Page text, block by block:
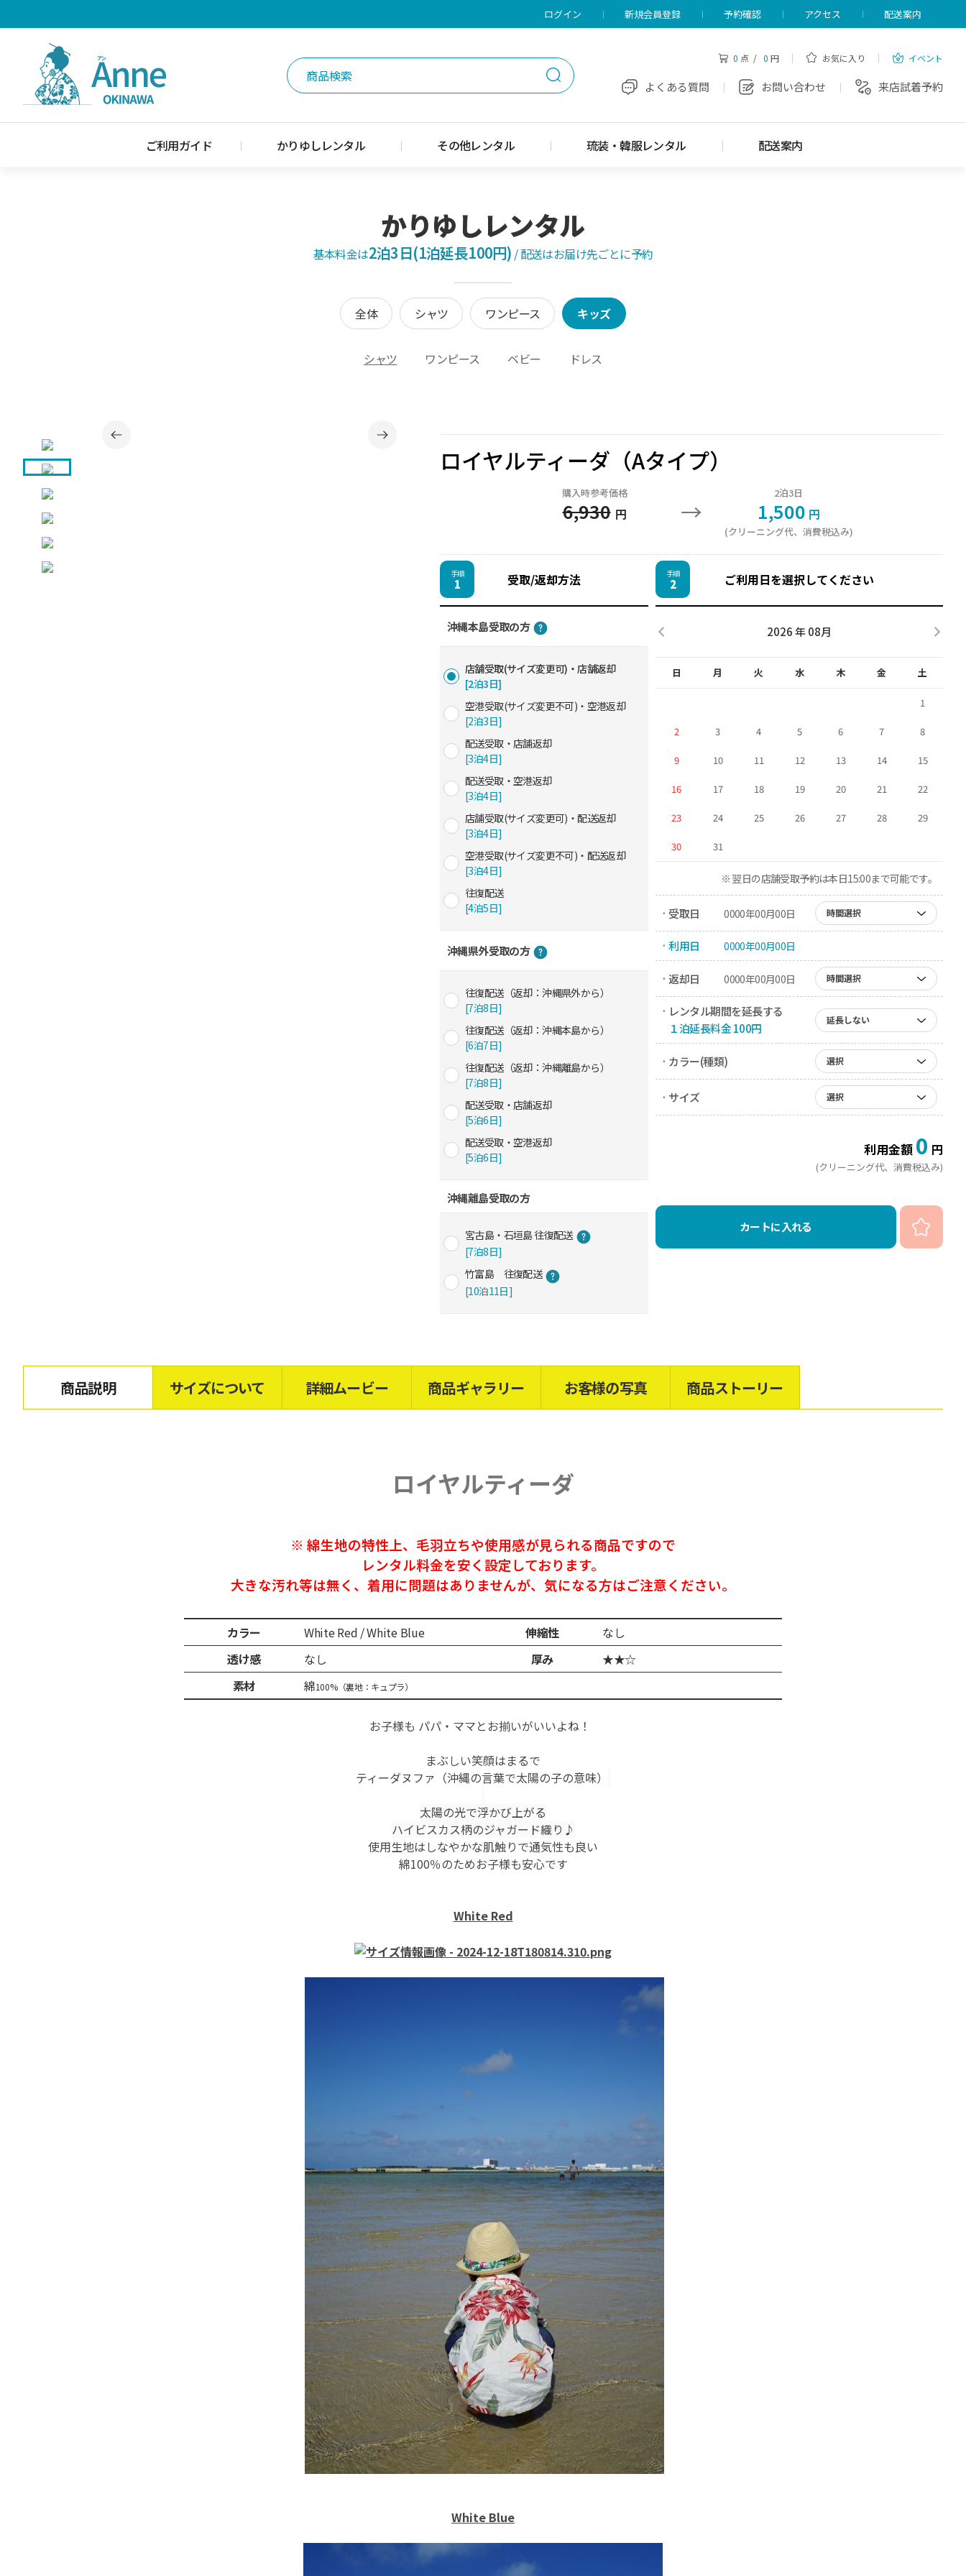
ログイン 新規会員登録 予約確認 アクセス 配送案内
0 点 / 0 円 お気に入り イベント
よくある質問 お問い合わせ 来店試着予約
ご利用ガイド かりゆしレンタル その他レンタル 琉装・韓服レンタル 配送案内
かりゆしレンタル
基本料金は2泊3日(1泊延長100円) /配送はお届け先ごとに予約
全体 シャツ ワンピース キッズ
シャツ ワンピース ベビー ドレス
ロイヤルティーダ（Aタイプ）
購入時参考価格
6,930 円 →
2泊3日
1,500 円
(クリーニング代、消費税込み)
手順
1 受取/返却方法
沖縄本島受取の方
店舗受取(サイズ変更可)・店舗返却
[2泊3日]
空港受取(サイズ変更不可)・空港返却
[2泊3日]
配送受取・店舗返却
[3泊4日]
配送受取・空港返却
[3泊4日]
店舗受取(サイズ変更可)・配送返却
[3泊4日]
空港受取(サイズ変更不可)・配送返却
[3泊4日]
往復配送
[4泊5日]
沖縄県外受取の方
往復配送（返却：沖縄県外から）
[7泊8日]
往復配送（返却：沖縄本島から）
[6泊7日]
往復配送（返却：沖縄離島から）
[7泊8日]
配送受取・店舗返却
[5泊6日]
配送受取・空港返却
[5泊6日]
沖縄離島受取の方
宮古島・石垣島 往復配送
[7泊8日]
竹富島 往復配送
[10泊11日]
手順
2 ご利用日を選択してください
2026 年 08月
日 月 火 水 木 金 土
1
2 3 4 5 6 7 8
9 10 11 12 13 14 15
16 17 18 19 20 21 22
23 24 25 26 27 28 29
30 31
※ 翌日の店舗受取予約は本日15:00まで可能です。
· 受取日 0000年00月00日 時間選択
· 利用日 0000年00月00日
· 返却日 0000年00月00日 時間選択
· レンタル期間を延長する
１泊延長料金 100円
延長しない
· カラー(種類) 選択
· サイズ 選択
利用金額 0 円
(クリーニング代、消費税込み)
カートに入れる
商品説明 サイズについて 詳細ムービー 商品ギャラリー お客様の写真 商品ストーリー
ロイヤルティーダ
※ 綿生地の特性上、毛羽立ちや使用感が見られる商品ですので
レンタル料金を安く設定しております。
大きな汚れ等は無く、 着用に問題はありませんが、気になる方はご注意ください。
カラー White Red / White Blue 伸縮性
なし
透け感
なし 厚み
★★☆
素材
綿100%（裏地：キュプラ）
お子様も パパ・ママとお揃いがいいよね！
まぶしい笑顔はまるで
ティーダヌファ（沖縄の言葉で太陽の子の意味）
太陽の光で浮かび上がる
ハイビスカス柄のジャガード織り♪
使用生地はしなやかな肌触りで通気性も良い
綿100％のためお子様も安心です
White Red
White Blue